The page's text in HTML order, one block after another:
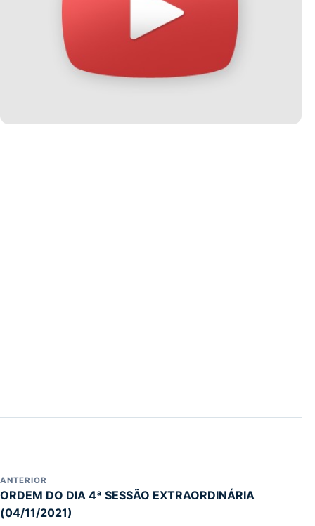
ANTERIOR
ORDEM DO DIA 4ª SESSÃO EXTRAORDINÁRIA
(04/11/2021)